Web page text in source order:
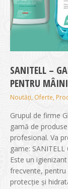
SANITELL –
PENTRU
Noutăți, Oferte,
Grupul de firme
gamă de
profesional. Va
game:
Este un
frecvente,
protecție și